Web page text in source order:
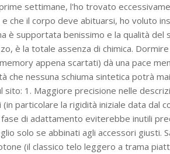
settimane, l'ho trovato
che il corpo deve abituarsi, ho voluto
è supportata benissimo e la qualità del
è la totale assenza di chimica.
appena scartati) dà una pace
che nessuna schiuma sintetica potrà
1. Maggiore precisione nelle
particolare la rigidità iniziale data dal
di adattamento eviterebbe inutili
solo se abbinati agli accessori giusti.
(il classico telo leggero a trama